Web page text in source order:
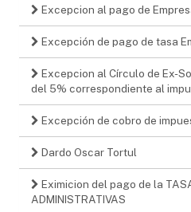
Excepcion al pago de
Excepción de pago de tasa
Excepcion al Círculo de Ex-
del 5% correspondiente al
Excepción de cobro de
Dardo Oscar Tortul
Eximicion del pago de la
ADMINISTRATIVAS